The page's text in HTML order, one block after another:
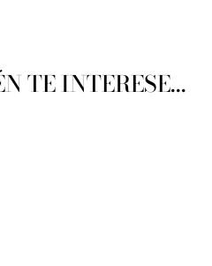
TE INTERESE...